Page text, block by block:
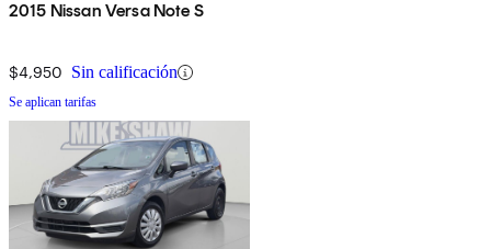
2015 Nissan Versa Note S
$4,950 Sin calificación
Se aplican tarifas